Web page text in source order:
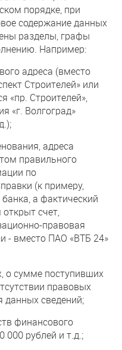
порядке, при
содержание данных
разделы, графы
Например:
адреса (вместо
Строителей» или
«пр. Строителей»,
«г. Волгоград»
адреса
правильного
по
(к примеру,
а фактический
счет,
правовая
- вместо ПАО «ВТБ 24»
о сумме поступивших
правовых
данных сведений;
финансового
000 рублей и т.д.;